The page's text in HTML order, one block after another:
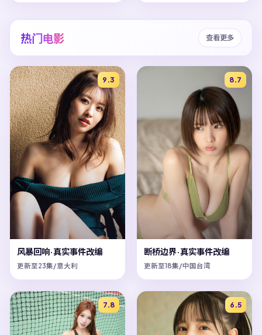
热门电影 查看更多
9.3
风暴回响·真实事件改编
更新至23集/意大利
8.7
断桥边界·真实事件改编
更新至18集/中国台湾
7.8 6.5